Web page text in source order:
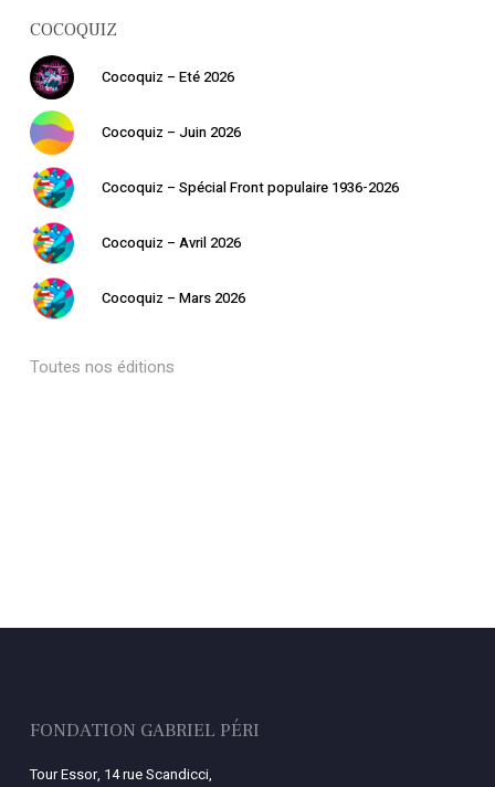
COCOQUIZ
Cocoquiz – Eté 2026
Cocoquiz – Juin 2026
Cocoquiz – Spécial Front populaire 1936-2026
Cocoquiz – Avril 2026
Cocoquiz – Mars 2026
Toutes nos éditions
FONDATION GABRIEL PÉRI
Tour Essor, 14 rue Scandicci,